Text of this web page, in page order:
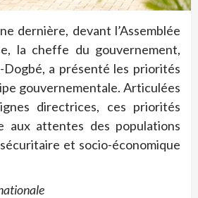
dernière, devant l’Assemblée
la cheffe du gouvernement,
a présenté les priorités
gouvernementale. Articulées
directrices, ces priorités
aux attentes des populations
et socio-économique